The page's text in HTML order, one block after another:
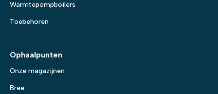
Warmtepompboilers
Toebehoren
Ophaalpunten
Onze magazijnen
Bree